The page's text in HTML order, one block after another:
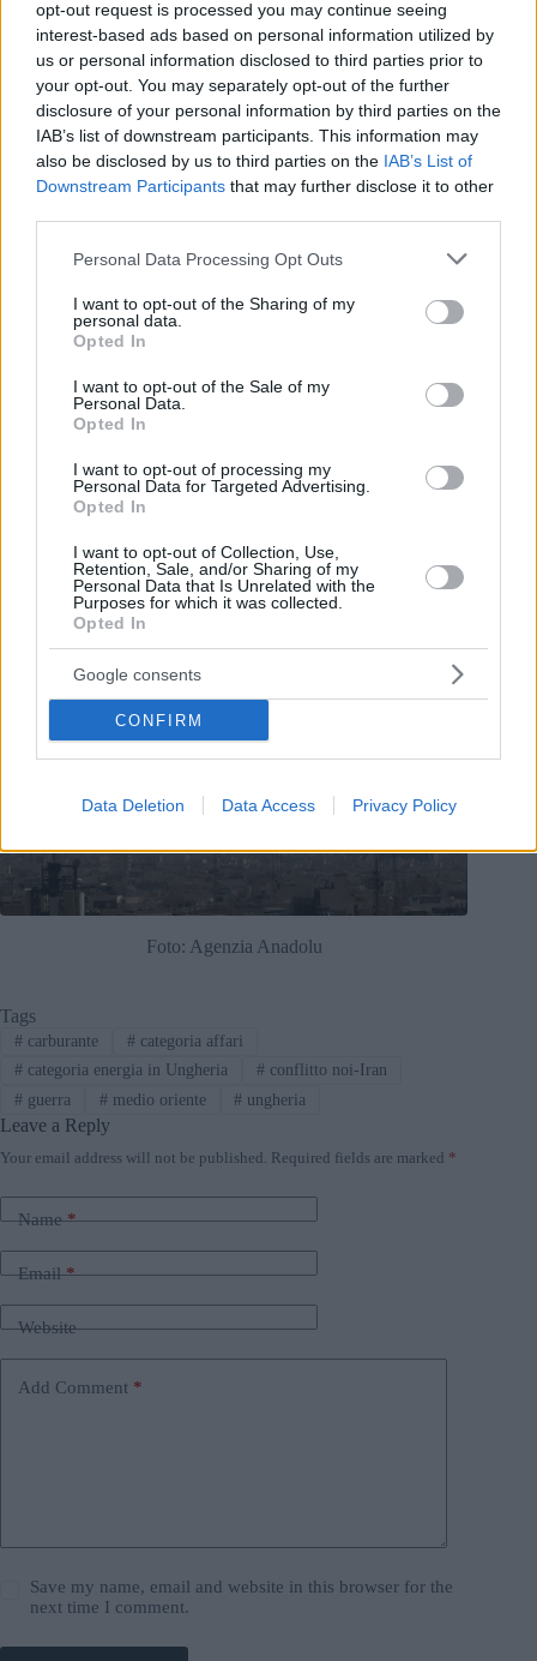
opt-out request is processed you may continue seeing
interest-based ads based on personal information utilized by
us or personal information disclosed to third parties prior to
your opt-out. You may separately opt-out of the further
disclosure of your personal information by third parties on the
IAB’s list of downstream participants. This information may
also be disclosed by us to third parties on the IAB’s List of
Downstream Participants that may further disclose it to other
Please note that this website/app uses one or more Google
not limited to your visit or usage behaviour. You may click to
grant or deny consent to Google and its third-party tags to
use your data for below specified purposes in below Google
consent section.
Personal Data Processing Opt Outs
I want to opt-out of the Sharing of my
personal data.
Opted In
I want to opt-out of the Sale of my
Personal Data.
Opted In
I want to opt-out of processing my
Personal Data for Targeted Advertising.
Opted In
I want to opt-out of Collection, Use,
Retention, Sale, and/or Sharing of my
Personal Data that Is Unrelated with the
Purposes for which it was collected.
Opted In
Google consents
CONFIRM
Data Deletion Data Access Privacy Policy
suggeriscono che un aumento del prezzo del petrolio del 10%
potrebbe ridurre la crescita del PIL globale di 0,1-0,2 punti
percentuali, mentre la Banca Mondiale stima l’impatto più
vicino a 0,4 punti percentuali.
L’ulteriore vulnerabilità dell’Ungheria al conflitto
mediorientale
L’Ungheria potrebbe risentire degli effetti in modo più
oleodotto Friendshipha già ridotto l’accesso al greggio
maggiore affidamento sulle importazioni via mare.
Il gruppo energetico ungherese MOL ora si rifornisce in gran
parte attraverso la rotta adriatica, che comporta costi logistici e
nazionali seguono in larga misura i parametri Brent, qualsiasi
aumento sostenuto del petrolio globale, combinato con un
dollaro più forte, potrebbe tradursi rapidamente in un aumento
ungheresi.
Se le tensioni persistono, sia le famiglie che le imprese
potrebbero presto notare che un conflitto lontano ha
conseguenze molto locali.
Foto: Agenzia Anadolu
Tags
#carburante #categoria affari
#categoria energia in Ungheria #conflitto noi-Iran
#guerra #medio oriente # ungheria
Leave a Reply
Your email address will not be published. Required fields are marked *
Name*
Email*
Website
Add Comment *
Save my name, email and website in this browser for the
next time I comment.